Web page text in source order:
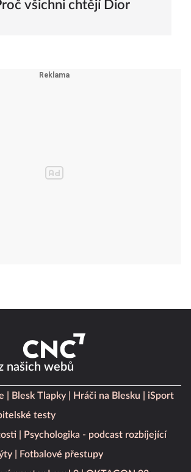
všichni chtějí Dior
našich webů
Blesk Tlapky Hráči na Blesku
iSport
testy
Psychologika - podcast rozbíjející
Fotbalové přestupy